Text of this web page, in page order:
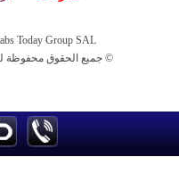
Today Group SAL
جميع الحقوق محفوظة لمجموعة العرب اليوم الاعلامية 2023 ©